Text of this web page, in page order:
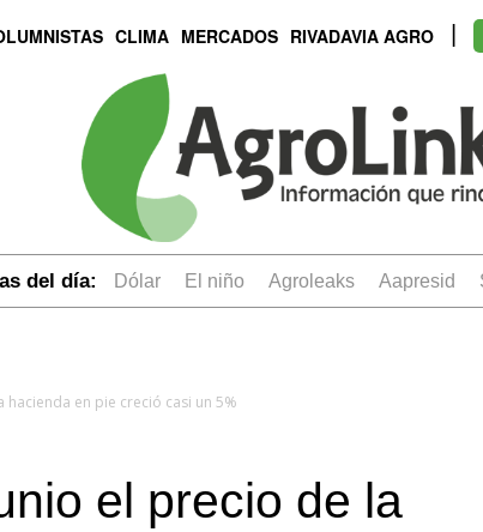
CLIMA MERCADOS RIVADAVIA AGRO
del día: dólar el niño Agroleaks aapresid
hacienda en pie creció casi un 5%
el precio de la